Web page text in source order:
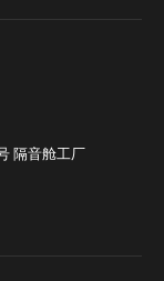
隔音舱工厂